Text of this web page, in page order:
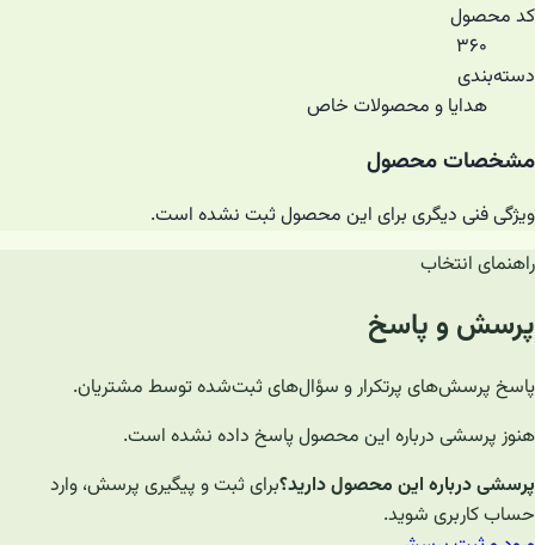
کد محصول
۳۶۰
دسته‌بندی
هدایا و محصولات خاص
مشخصات محصول
ویژگی فنی دیگری برای این محصول ثبت نشده است.
راهنمای انتخاب
پرسش و پاسخ
پاسخ پرسش‌های پرتکرار و سؤال‌های ثبت‌شده توسط مشتریان.
هنوز پرسشی درباره این محصول پاسخ داده نشده است.
پرسشی درباره این محصول دارید؟برای ثبت و پیگیری پرسش، وارد
حساب کاربری شوید.